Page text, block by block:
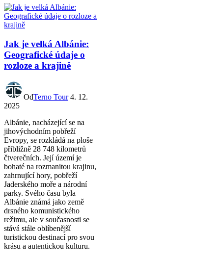
Jak je velká Albánie:
Geografické údaje o
rozloze a krajině
OdTerno Tour 4. 12.
2025
Albánie, nacházející se na
jihovýchodním pobřeží
Evropy, se rozkládá na ploše
přibližně 28 748 kilometrů
čtverečních. Její území je
bohaté na rozmanitou krajinu,
zahrnující hory, pobřeží
Jaderského moře a národní
parky. Svého času byla
Albánie známá jako země
drsného komunistického
režimu, ale v současnosti se
stává stále oblíbenější
turistickou destinací pro svou
krásu a autentickou kulturu.